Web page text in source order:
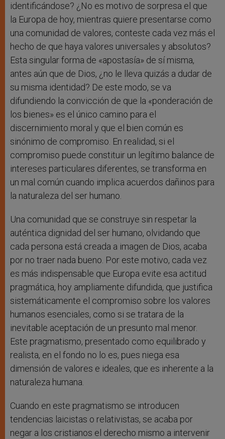
identificándose? ¿No es motivo de sorpresa el que
la Europa de hoy, mientras quiere presentarse como
una comunidad de valores, conteste cada vez más el
hecho de que haya valores universales y absolutos?
Esta singular forma de «apostasía» de sí misma,
antes aún que de Dios, ¿no le lleva quizás a dudar de
su misma identidad? De este modo, se va
difundiendo la convicción de que la «ponderación de
los bienes» es el único camino para el
discernimiento moral y que el bien común es
sinónimo de compromiso. En realidad, si el
compromiso puede constituir un legítimo balance de
intereses particulares diferentes, se transforma en
un mal común cuando implica acuerdos dañinos para
la naturaleza del ser humano.
Una comunidad que se construye sin respetar la
auténtica dignidad del ser humano, olvidando que
cada persona está creada a imagen de Dios, acaba
por no traer nada bueno. Por este motivo, cada vez
es más indispensable que Europa evite esa actitud
pragmática, hoy ampliamente difundida, que justifica
sistemáticamente el compromiso sobre los valores
humanos esenciales, como si se tratara de la
inevitable aceptación de un presunto mal menor.
Este pragmatismo, presentado como equilibrado y
realista, en el fondo no lo es, pues niega esa
dimensión de valores e ideales, que es inherente a la
naturaleza humana.
Cuando en este pragmatismo se introducen
tendencias laicistas o relativistas, se acaba por
negar a los cristianos el derecho mismo a intervenir